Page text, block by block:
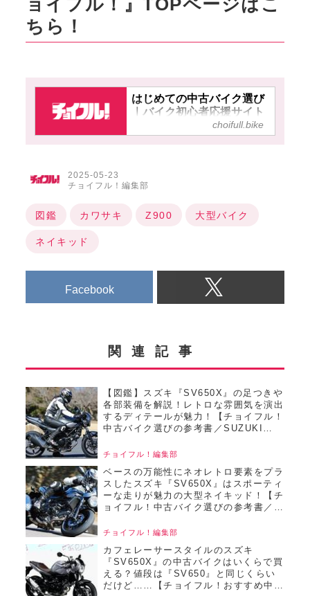
ョイフル！』TOPページはこ
ちら！
はじめての中古バイク選び
｜バイク初心者応援サイト
【チョイフル！】choifull.bike
2025-05-23
チョイフル！編集部
図鑑 カワサキ Z900 大型バイク
ネイキッド
Facebook
関連記事
【図鑑】スズキ『SV650X』の足つきや
各部装備を解説！レトロな雰囲気を演出
するディテールが魅力！【チョイフル！
中古バイク選びの参考書／SUZUKI
チョイフル！編集部
ベースの万能性にネオレトロ要素をプラ
スしたスズキ『SV650X』はスポーティ
ーな走りが魅力の大型ネイキッド！【チ
ョイフル！中古バイク選びの参考書／
チョイフル！編集部
カフェレーサースタイルのスズキ
『SV650X』の中古バイクはいくらで買
える？値段は『SV650』と同じくらい
だけど……【チョイフル！おすすめ中古